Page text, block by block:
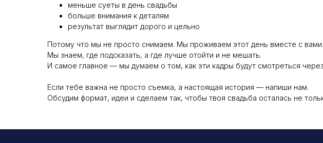
меньше суеты в день свадьбы
больше внимания к деталям
результат выглядит дорого и цельно
Потому что мы не просто снимаем. Мы проживаем этот день вместе с вами.
Мы знаем, где подсказать, а где лучше отойти и не мешать.
И самое главное — мы думаем о том, как эти кадры будут смотреться через
Если тебе важна не просто съемка, а настоящая история — напиши нам.
Обсудим формат, идеи и сделаем так, чтобы твоя свадьба осталась не